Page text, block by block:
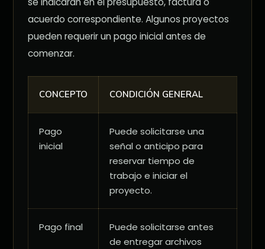
acuerdo correspondiente. Algunos proyectos
pueden requerir un pago inicial antes de
comenzar.
CONCEPTO CONDICIÓN GENERAL
Pago
inicial
Puede solicitarse una
señal o anticipo para
reservar tiempo de
trabajo e iniciar el
proyecto.
Pago final
Puede solicitarse antes
de entregar archivos